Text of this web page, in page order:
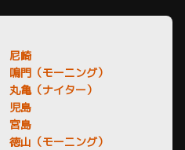
尼崎
鳴門（モーニング）
丸亀（ナイター）
児島
宮島
徳山（モーニング）